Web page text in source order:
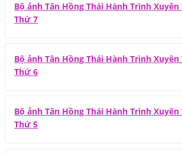
Bộ ảnh Tân Hồng Thái Hành Trình Xuyên
Thứ 7
Bộ ảnh Tân Hồng Thái Hành Trình Xuyên
Thứ 6
Bộ ảnh Tân Hồng Thái Hành Trình Xuyên
Thứ 5